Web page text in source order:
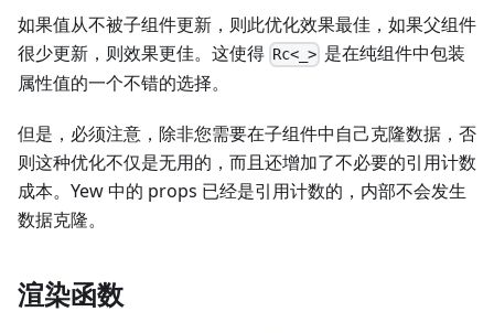
如果值从不被子组件更新，则此优化效果最佳，如果父组件
很少更新，则效果更佳。这使得 Rc<_> 是在纯组件中包装
属性值的一个不错的选择。
但是，必须注意，除非您需要在子组件中自己克隆数据，否
则这种优化不仅是无用的，而且还增加了不必要的引用计数
成本。Yew 中的 props 已经是引用计数的，内部不会发生
数据克隆。
渲染函数